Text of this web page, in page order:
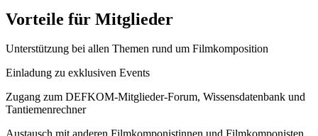
Vorteile für Mitglieder
Unterstützung bei allen Themen rund um Filmkomposition
Einladung zu exklusiven Events
Zugang zum DEFKOM-Mitglieder-Forum, Wissensdatenbank und
Tantiemenrechner